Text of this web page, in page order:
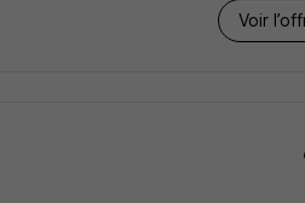
Voir